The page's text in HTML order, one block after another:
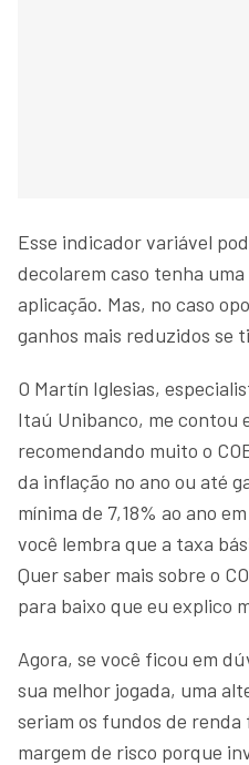
Esse indicador variável
decolarem caso tenha
aplicação. Mas, no caso
ganhos mais reduzidos se
O Martín Iglesias,
Itaú Unibanco, me contou
recomendando muito o
da inflação no ano ou até
mínima de 7,18% ao ano
você lembra que a taxa
Quer saber mais sobre o
para baixo que eu explico
Agora, se você ficou em
sua melhor jogada, uma
seriam os fundos de
margem de risco porque